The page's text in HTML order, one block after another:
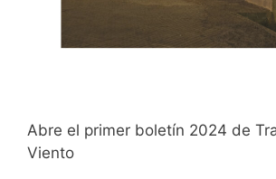
Abre el primer boletín 2024 de
Viento